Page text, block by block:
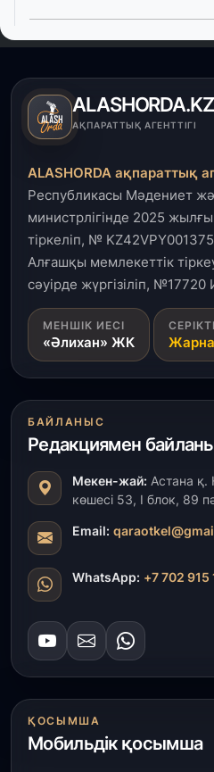
5 тамыз, 2026
тұрғын үйді салып бітті
4 тамыз, 2026
Елде мал шаруашылығын
3 тамыз, 2026
Өңірлерде жаңа
логистикалық хаб және
пайдалануға берілді
3 тамыз, 2026
Қызылордада 300
Президенттік кітапхана
салынып жатыр
Кинопоиск Қазақстан
танымал онлайн-
31 шілде, 2026
Ақмола облысындағы
ұстаздар «Әділет»
айтты
31 шілде, 2026
ұзақмерзімді
ұсынды
4 223 жоба
ALASHORDA.KZ
АҚПАРАТТЫҚ АГЕНТТІГІ
ALASHORDA ақпараттық
Республикасы Мәдениет
министрлігінде 2025
тіркеліп, №
Алғашқы мемлекеттік
сәуірде жүргізіліп, №17720
МЕНШІК ИЕСІ
«Әлихан» ЖК
БАЙЛАНЫС
Редакциямен
Мекен-жай: Астана
көшесі 53, І блок, 89
Email:
WhatsApp: +7 702 915
ҚОСЫМША
Мобильдік қосымша